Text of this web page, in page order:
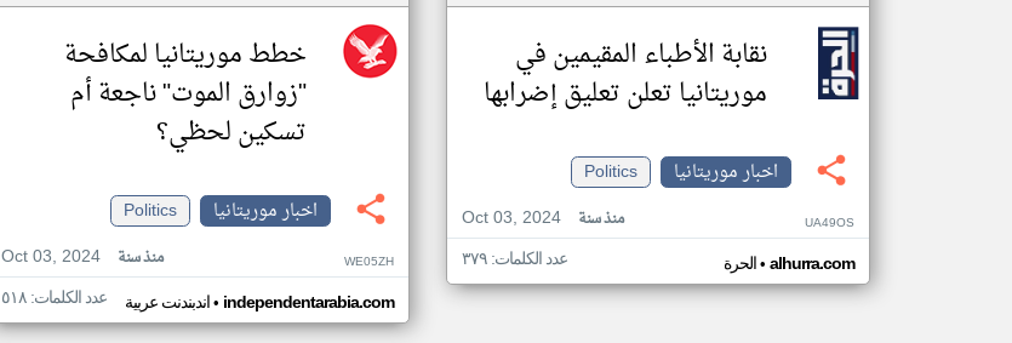
نقابة الأطباء المقيمين في
موريتانيا تعلن تعليق إضرابها
اخبار موريتانيا
Politics
Oct 03, 2024
منذ سنة UA49OS
الحرة• alhurra.com عدد الكلمات: ٣٧٩
خطط موريتانيا لمكافحة
"زوارق الموت" ناجعة أم
تسكين لحظي؟
اخبار موريتانيا
Politics
Oct 03, 2024
منذ سنة WE05ZH
اندبندنت عربية• independentarabia.com عدد الكلمات: ٥١٨